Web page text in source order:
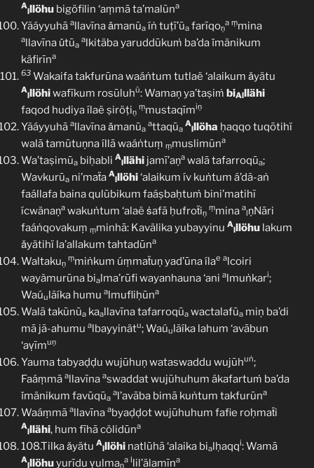
A
lllöhu bigöfilin ‘aṃmā ta’malūna
Yãáyyuhā allavīna ǎmanũa íṅ tuṭī’ūa farīqoṇ
a ṃmina
allavīna ǔtūa
alkitäba yaruddūkuṁ ba’da ǐmänikum
käfirīna
63 Wakaifa takfurūna waáṅtum tutlaë ‘alaikum ǎyätu
A
lllöhiwafīkum rosūluhü: Wamaṇ ya’taṣiṁ biAlllähi
faqod hudiya ílaë ṣiröṭiṇ
ṃmustaqīmiṇ
Yãáyyuhā allavīna ǎmanūa
attaqūa
A
lllöha ḥaqqo tuqōtihï
walā tamūtuṇna íllā waáṅtuṃ ṃmuslimūna
Wa’taṣimūa biḥabli A
lllähi jamī’aṇa walā tafarroqūa;
Wavkurūa ni’maẗa A
lllöhi‘alaikum ív kuṅtum á’dã-aṅ
faállafa baina qulūbikum faáṣbaḥtuṁ bini’matihĩ
ícwänaṇa wakuṅtum ‘alaë ṡafā ḥufroẗiṇ
ṃmina a
lṇNāri
faáṅqovakuṃ ṃminhā: Kavälika yubayyinu A
lllöhu lakum
ǎyätihï la’allakum tahtadūna
Waltakuṇ
ṃmiṅkum úṃmaẗuṇ yad’ūna ílae alcoiri
wayàmurūna bialma’rūfi wayanhauna ‘ani almuṅkari;
Waúulãíka humu almufliḥūna
Walā takūnūa kaallavīna tafarroqūa wactalafūa miņ ba’di
mā jã-ahumu albayyinätu; Waúulãíka lahum ‘avābun
‘aṿīmuṇ
Yauma tabyaḍḍu wujūhuṇ wataswaddu wujūhuṅ;
Faáṃmā allavīna aswaddat wujūhuhum ákafartuṁ ba’da
ǐmänikum favūqūa
al’avāba bimā kuṅtum takfurūna
Waáṃmā allavīna abyaḍḍot wujūhuhum fafie roḥmaẗi
A
lllähi, hum fīhā cölidūna
108.Tilka ǎyätu A
lllöhi natlūhā ‘alaika bialḥaqqi: Wamā
A
lllöhuyurīdu ṿulmaṇ
a llil’älamīna